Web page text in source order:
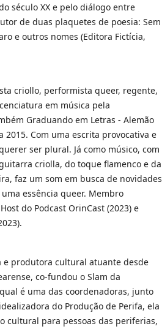
século XX e pelo diálogo entre
de duas plaquetes de poesia: Sem
e outros nomes (Editora Fictícia,
criollo, performista queer, regente,
em música pela
Graduando em Letras - Alemão
2015. Com uma escrita provocativa e
ser plural. Já como músico, com
criolla, do toque flamenco e da
faz um som em busca de novidades
essência queer. Membro
do Podcast OrinCast (2023) e
e produtora cultural atuante desde
co-fundou o Slam da
é uma das coordenadoras, junto
do Produção de Perifa, ela
cultural para pessoas das periferias,